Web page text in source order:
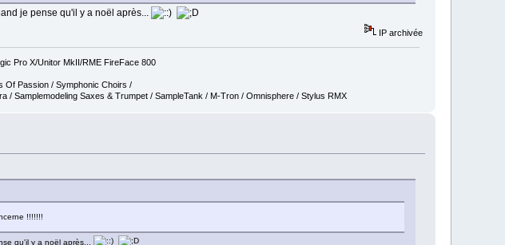
je pense qu'il y a noël après...
IP archivée
Pro X/Unitor MkII/RME FireFace 800
Of Passion / Symphonic Choirs /
Samplemodeling Saxes & Trumpet / SampleTank / M-Tron / Omnisphere / Stylus RMX
!!!!!!!
qu'il y a noël après...